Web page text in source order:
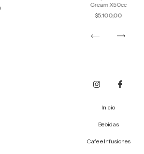
Cream X50cc
$5.100,00
Inicio
Bebidas
Cafe e Infusiones